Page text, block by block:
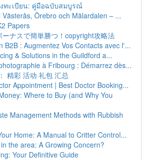
ทะเบียน: คู่มือฉบับสมบูรณ์
Västerås, Örebro och Mälardalen – ...
Papers
ーナスで簡単勝つ！copyright攻略法
B2B : Augmentez Vos Contacts avec l'...
& Solutions in the Guildford a...
à Fribourg : Démarrez dès...
精彩 活动 礼包 汇总
Appointment | Best Doctor Booking...
Where to Buy (and Why You
Management Methods with Rubbish
Home: A Manual to Critter Control...
the area: A Growing Concern?
Your Definitive Guide